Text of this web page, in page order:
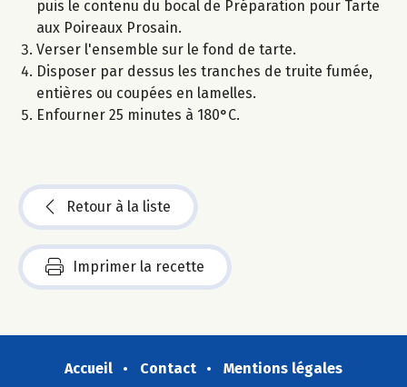
puis le contenu du bocal de Préparation pour Tarte
aux Poireaux Prosain.
Verser l'ensemble sur le fond de tarte.
Disposer par dessus les tranches de truite fumée,
entières ou coupées en lamelles.
Enfourner 25 minutes à 180°C.
Retour à la liste
Imprimer la recette
Accueil Contact
Mentions légales